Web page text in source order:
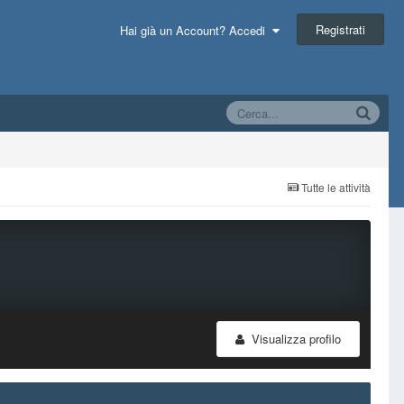
Hai già un Account? Accedi Registrati
Tutte le attività
Visualizza profilo